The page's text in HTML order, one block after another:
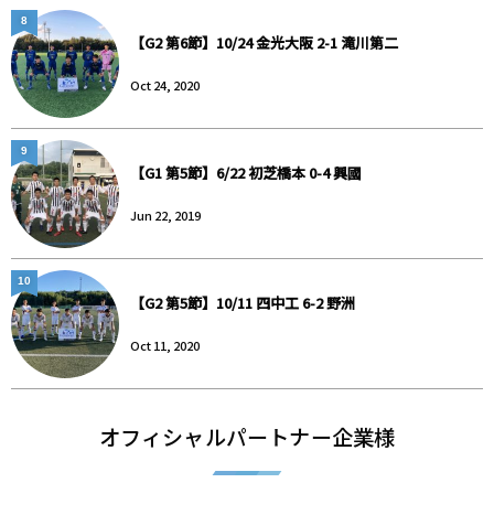
【G2 第6節】10/24 金光大阪 2-1 滝川第二
Oct 24, 2020
8
【G1 第5節】6/22 初芝橋本 0-4 興國
Jun 22, 2019
9
【G2 第5節】10/11 四中工 6-2 野洲
Oct 11, 2020
10
オフィシャルパートナー企業様